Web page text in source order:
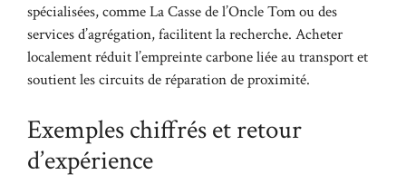
spécialisées, commeLa Casse de l’Oncle Tomou des
services d’agrégation, facilitent la recherche. Acheter
localement réduit l’empreinte carbone liée au transport et
soutient les circuits de réparation de proximité.
Exemples chiffrés et retour
d’expérience